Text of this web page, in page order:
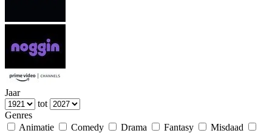
Jaar
tot
Genres
Animatie
Comedy Drama Fantasy
Misdaad